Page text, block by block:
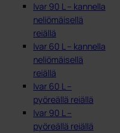
Ivar 90 L – kannella
neliömäisellä
reiällä
Ivar 60 L – kannella
neliömäisellä
reiällä
Ivar 60 L –
pyöreällä reiällä
Ivar 90 L –
pyöreällä reiällä